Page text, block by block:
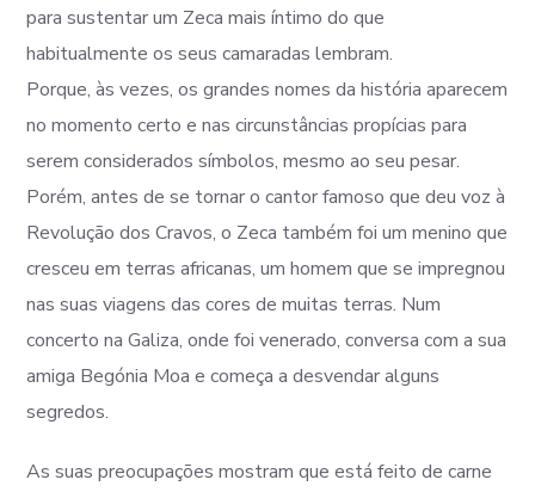
para sustentar um Zeca mais íntimo do que
habitualmente os seus camaradas lembram.
Porque, às vezes, os grandes nomes da história aparecem
no momento certo e nas circunstâncias propícias para
serem considerados símbolos, mesmo ao seu pesar.
Porém, antes de se tornar o cantor famoso que deu voz à
Revolução dos Cravos, o Zeca também foi um menino que
cresceu em terras africanas, um homem que se impregnou
nas suas viagens das cores de muitas terras. Num
concerto na Galiza, onde foi venerado, conversa com a sua
amiga Begónia Moa e começa a desvendar alguns
segredos.
As suas preocupações mostram que está feito de carne